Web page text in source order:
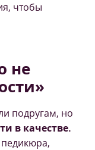
чтобы
не
подругам, но
в качестве.
педикюра,